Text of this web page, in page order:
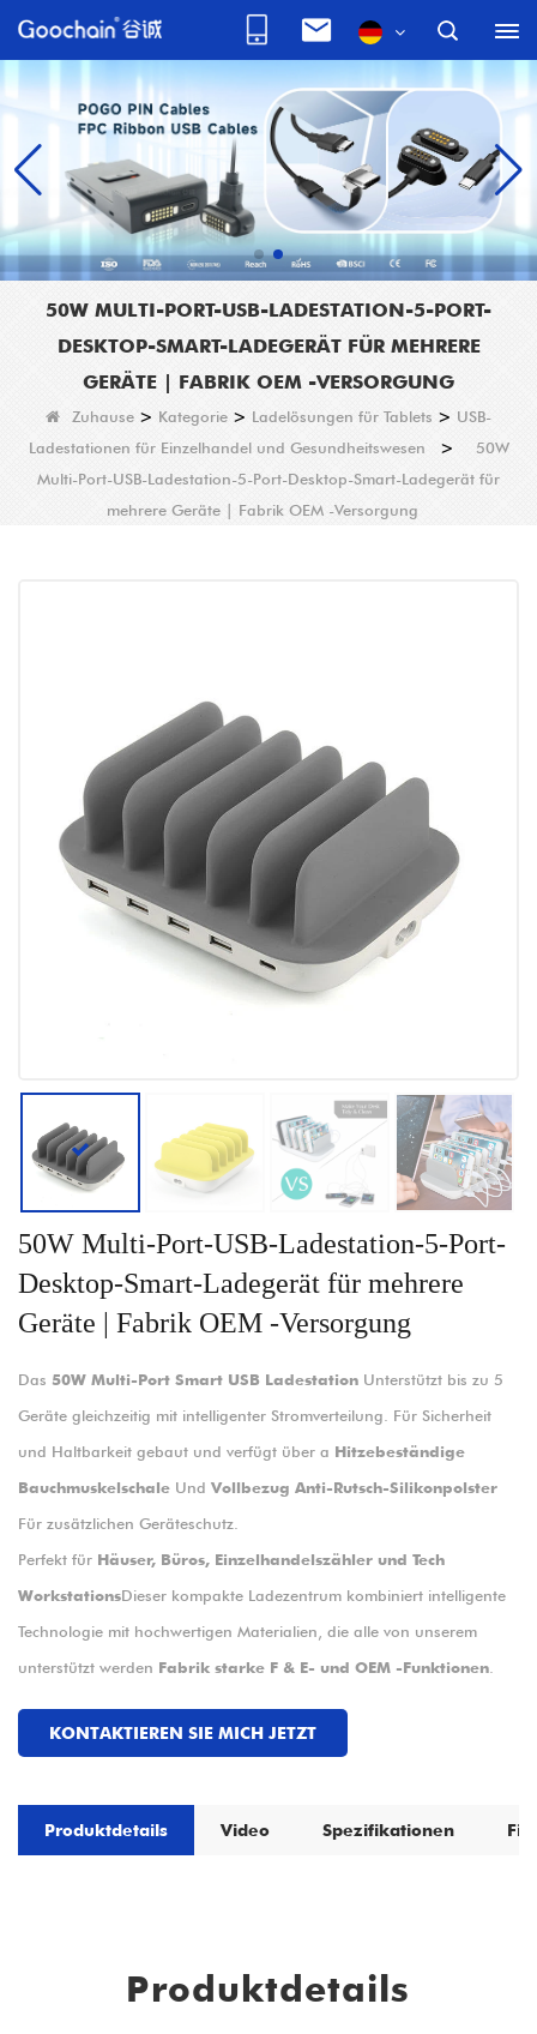
50W MULTI-PORT-USB-LADESTATION-5-PORT-
DESKTOP-SMART-LADEGERÄT FÜR MEHRERE
GERÄTE | FABRIK OEM -VERSORGUNG
Zuhause > Kategorie > Ladelösungen für Tablets > USB-
Ladestationen für Einzelhandel und Gesundheitswesen >
50W
Multi-Port-USB-Ladestation-5-Port-Desktop-Smart-Ladegerät für
mehrere Geräte | Fabrik OEM -Versorgung
50W Multi-Port-USB-Ladestation-5-Port-
Desktop-Smart-Ladegerät für mehrere
Geräte | Fabrik OEM -Versorgung
Das 50W Multi-Port Smart USB Ladestation Unterstützt bis zu 5
Geräte gleichzeitig mit intelligenter Stromverteilung. Für Sicherheit
und Haltbarkeit gebaut und verfügt über a Hitzebeständige
Bauchmuskelschale Und Vollbezug Anti-Rutsch-Silikonpolster
Für zusätzlichen Geräteschutz.
Perfekt für Häuser, Büros, Einzelhandelszähler und Tech
WorkstationsDieser kompakte Ladezentrum kombiniert intelligente
Technologie mit hochwertigen Materialien, die alle von unserem
unterstützt werden Fabrik starke F & E- und OEM -Funktionen.
KONTAKTIEREN SIE MICH JETZT
Produktdetails Video Spezifikationen
Produktdetails